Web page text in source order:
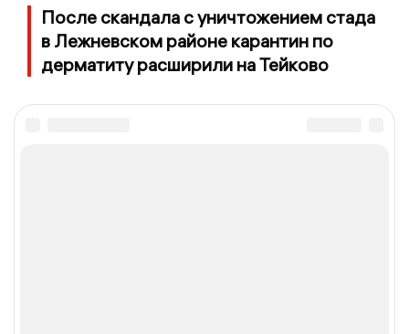
После скандала с уничтожением стада
в Лежневском районе карантин по
дерматиту расширили на Тейково